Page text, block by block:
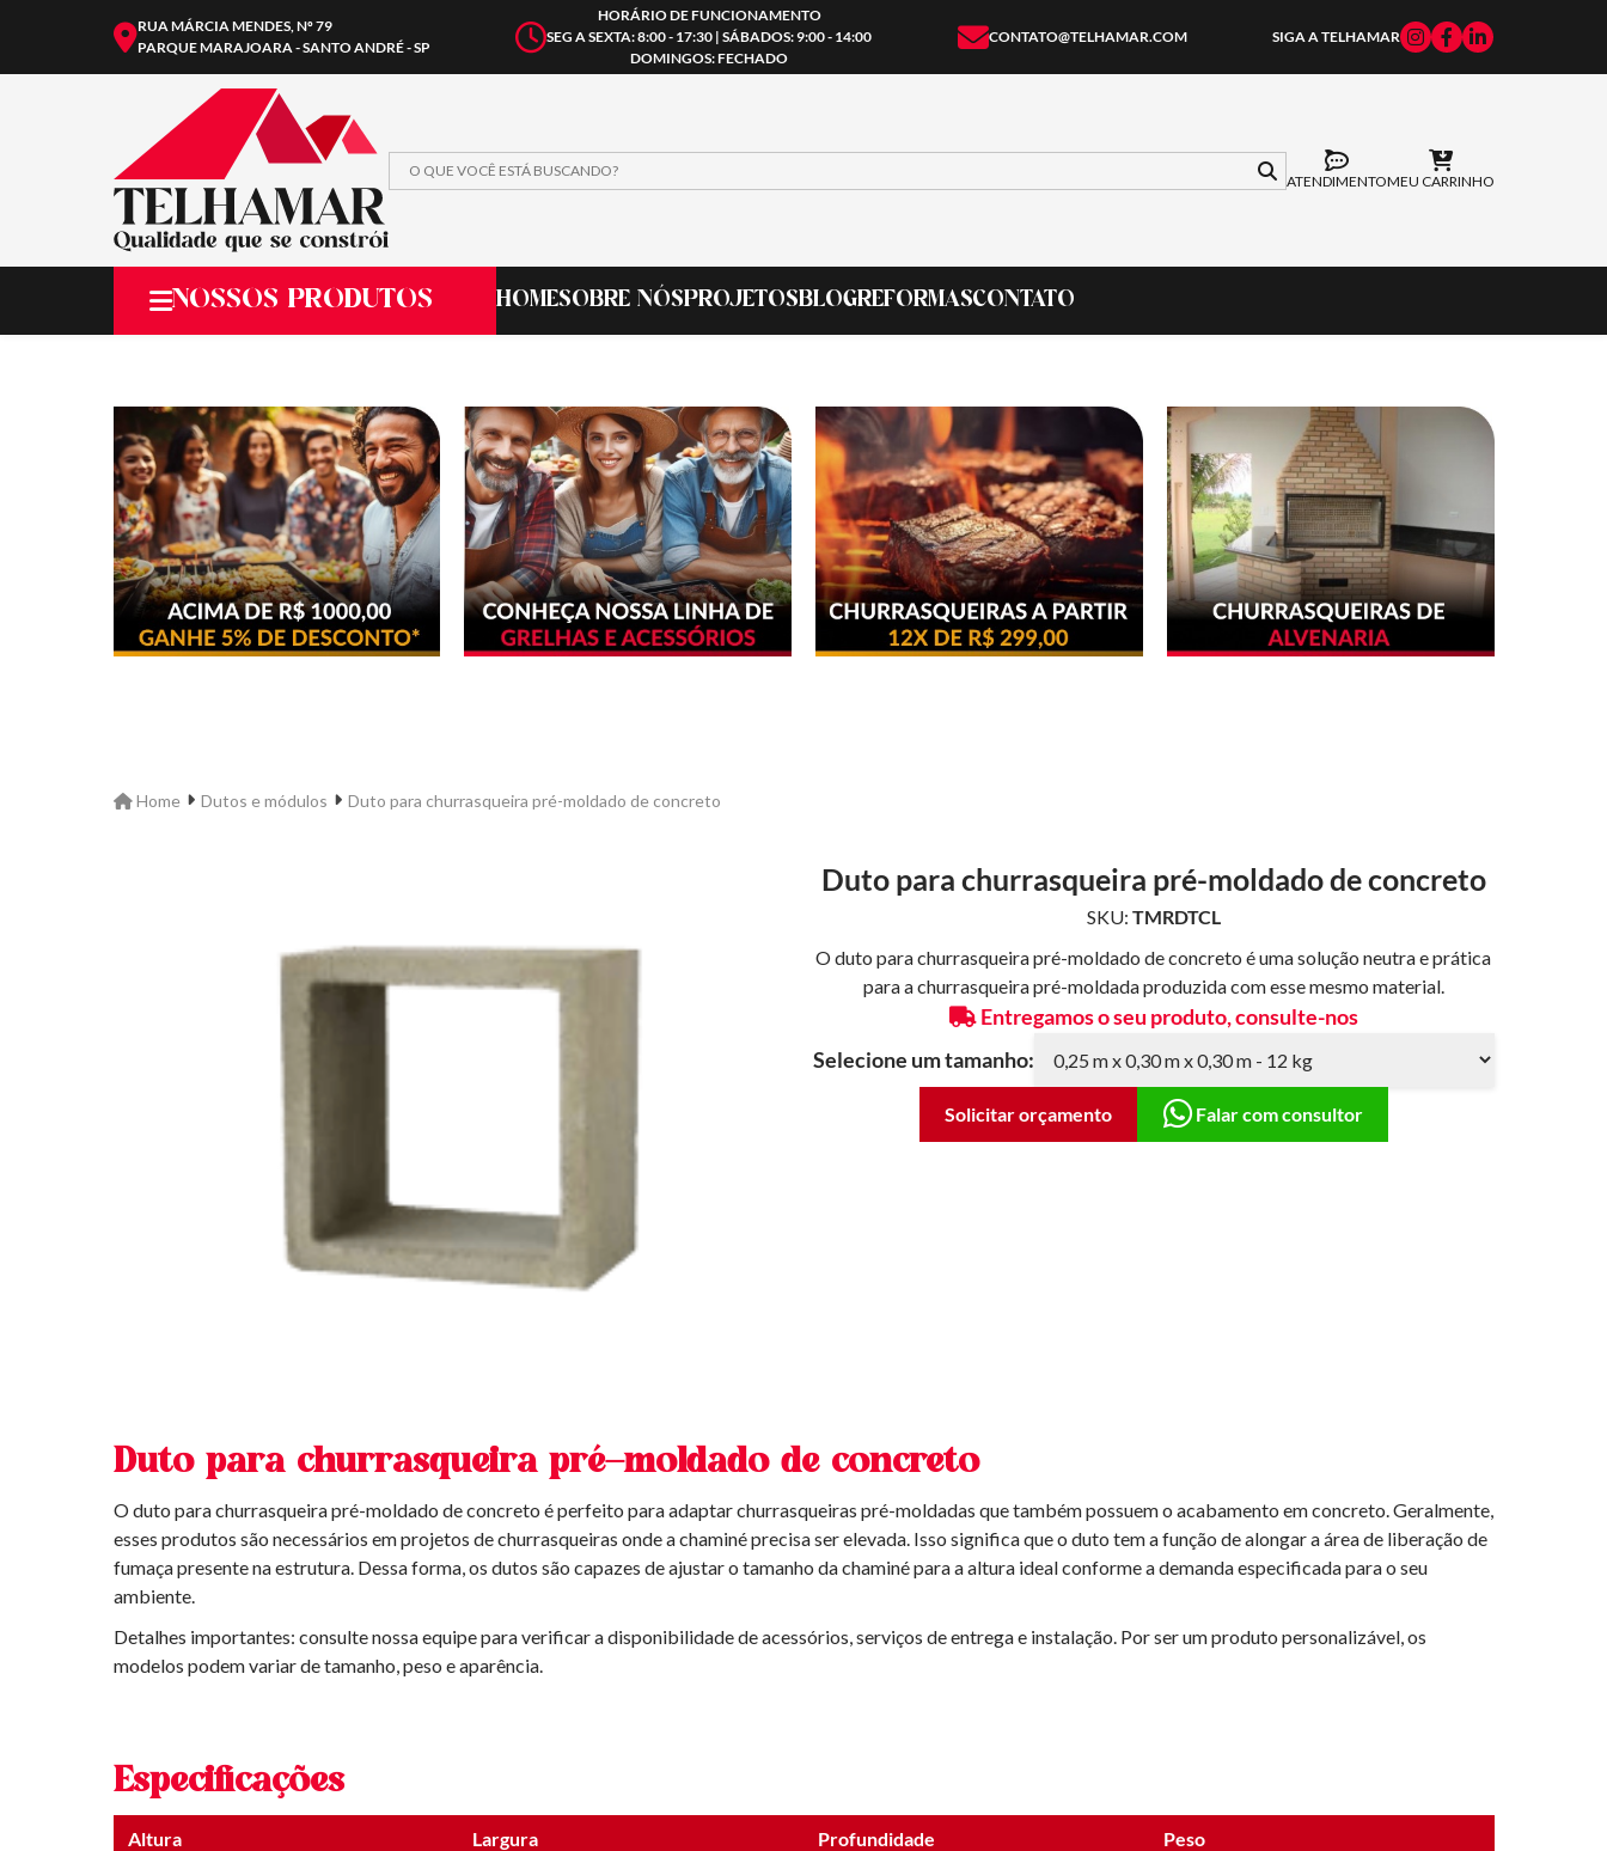
RUA MÁRCIA MENDES, Nº 79
PARQUE MARAJOARA - SANTO ANDRÉ - SP
HORÁRIO DE FUNCIONAMENTO
SEG A SEXTA: 8:00 - 17:30 | SÁBADOS: 9:00 - 14:00
DOMINGOS: FECHADO
CONTATO@TELHAMAR.COM SIGA A TELHAMAR
ATENDIMENTOMEU CARRINHO
NOSSOS PRODUTOS HOMESOBRE NÓSPROJETOSBLOGREFORMASCONTATO
Home Dutos e módulos Duto para churrasqueira pré-moldado de concreto
Duto para churrasqueira pré-moldado de concreto
SKU: TMRDTCL
O duto para churrasqueira pré-moldado de concreto é uma solução neutra e prática
para a churrasqueira pré-moldada produzida com esse mesmo material.
Entregamos o seu produto, consulte-nos
Selecione um tamanho:
Solicitar orçamento Falar com consultor
Duto para churrasqueira pré-moldado de concreto
O duto para churrasqueira pré-moldado de concreto é perfeito para adaptar churrasqueiras pré-moldadas que também possuem o acabamento em concreto. Geralmente,
esses produtos são necessários em projetos de churrasqueiras onde a chaminé precisa ser elevada. Isso significa que o duto tem a função de alongar a área de liberação de
fumaça presente na estrutura. Dessa forma, os dutos são capazes de ajustar o tamanho da chaminé para a altura ideal conforme a demanda especificada para o seu
ambiente.
Detalhes importantes: consulte nossa equipe para verificar a disponibilidade de acessórios, serviços de entrega e instalação. Por ser um produto personalizável, os
modelos podem variar de tamanho, peso e aparência.
Especificações
Altura Largura Profundidade Peso